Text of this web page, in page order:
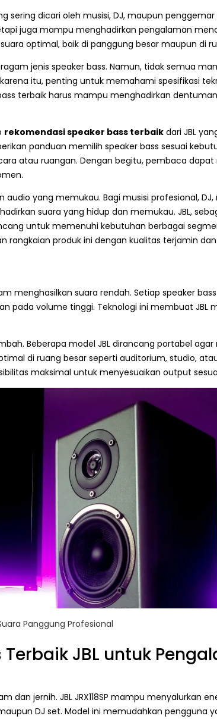
sering dicari oleh musisi, DJ, maupun
juga mampu menghadirkan pengalaman
optimal, baik di panggung besar maupun di
jenis speaker bass. Namun, tidak semua
itu, penting untuk memahami spesifikasi
terbaik harus mampu menghadirkan
rekomendasi speaker bass terbaik dari JBL
panduan memilih speaker bass sesuai
atau ruangan. Dengan begitu, pembaca
yang memukau. Bagi musisi profesional,
suara yang hidup dan memukau. JBL,
untuk memenuhi kebutuhan berbagai
rangkaian produk ini dengan kualitas terjamin
menghasilkan suara rendah. Setiap speaker
pada volume tinggi. Teknologi ini membuat
Beberapa model JBL dirancang portabel
di ruang besar seperti auditorium, studio,
maksimal untuk menyesuaikan output
Panggung Profesional
JBL untuk
dan jernih. JBL JRX118SP mampu menyalurkan
DJ set. Model ini memudahkan pengguna